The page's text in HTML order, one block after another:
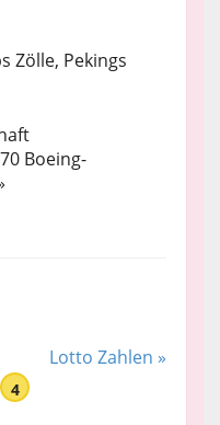
Zölle, Pekings
Boeing-
Lotto Zahlen »
4